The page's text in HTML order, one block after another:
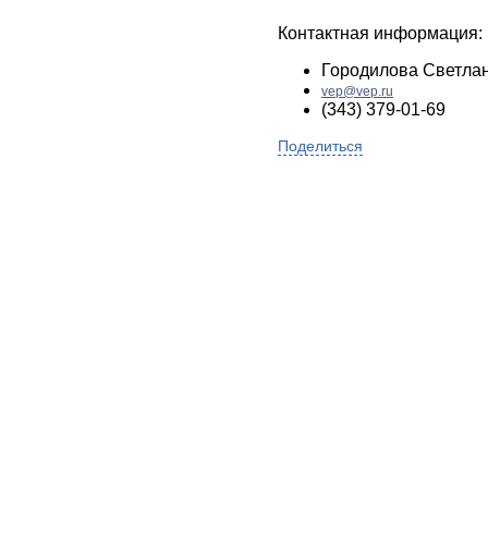
Контактная информация:
Городилова
vep@vep.ru
(343) 379-01-69
Поделиться